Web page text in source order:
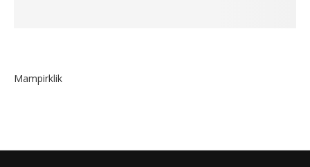
Mampirklik